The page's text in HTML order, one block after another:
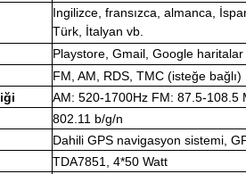
Ingilizce, fransızca, almanca,
Türk, İtalyan vb.
Playstore, Gmail, Google haritalar
FM, AM, RDS, TMC (isteğe bağlı)
AM: 520-1700Hz FM: 87.5-108.5
802.11 b/g/n
Dahili GPS navigasyon sistemi,
TDA7851, 4*50 Watt